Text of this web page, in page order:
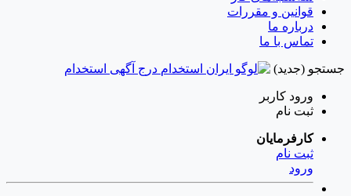
قوانین و مقررات
درباره ما
تماس با ما
جستجو (جدید) درج آگهی استخدام
ورود کاربر
ثبت نام
کارفرمایان
ثبت نام
ورود